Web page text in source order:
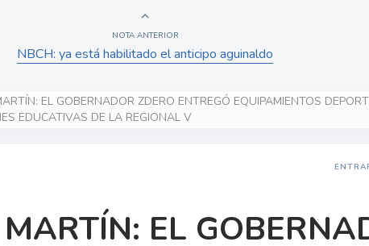
NOTA ANTERIOR
NBCH: ya está habilitado el anticipo aguinaldo
EL GOBERNADOR ZDERO ENTREGÓ EQUIPAMIENTOS
EDUCATIVAS DE LA REGIONAL V
EL